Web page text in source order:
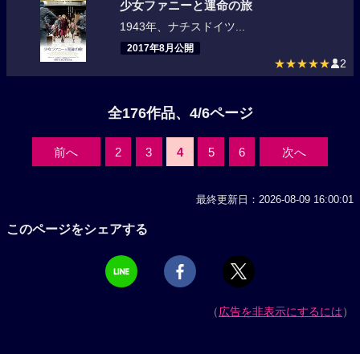
少女ファニーと運命の旅
1943年、ナチスドイツ...
2017年8月公開
★★★★★ 2
全176作品、4/6ページ
前へ 2 3 4 5 6 次へ
最終更新日：2026-08-09 16:00:01
このページをシェアする
（広告を非表示にするには）